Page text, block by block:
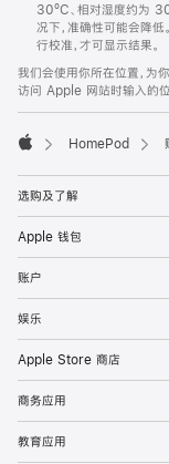
30ºC、相对湿度约为
况下，准确性可能会降
行校准，才可显示结果。
我们会使用你所在位置，为
访问 Apple 网站时输入的位
HomePod
选购及了解
Apple 钱包
账户
娱乐
Apple Store 商店
商务应用
教育应用